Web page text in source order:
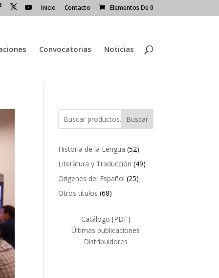
Inicio Contacto Elementos De 0
Convocatorias Noticias
Buscar
Historia de la Lengua 5252
productos
Literatura y Traducción 4949
Orígenes del Español 2525
Otros títulos 6868
Catálogo [PDF]
Últimas publicaciones
Distribuidores